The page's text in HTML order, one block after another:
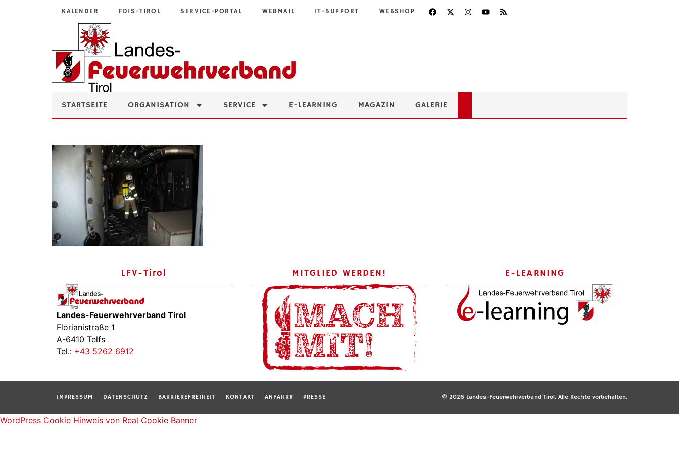
KALENDER FDIS-TIROL SERVICE-PORTAL WEBMAIL IT-SUPPORT WEBSHOP
STARTSEITE ORGANISATION SERVICE E-LEARNING MAGAZIN GALERIE
LFV-Tirol
Landes-Feuerwehrverband Tirol
Florianistraße 1
A-6410 Telfs
Tel.: +43 5262 6912
MITGLIED WERDEN! E-LEARNING
IMPRESSUM DATENSCHUTZ BARRIEREFREIHEIT KONTAKT ANFAHRT PRESSE © 2026 Landes-Feuerwehrverband Tirol. Alle Rechte vorbehalten.
WordPress Cookie Hinweis von Real Cookie Banner